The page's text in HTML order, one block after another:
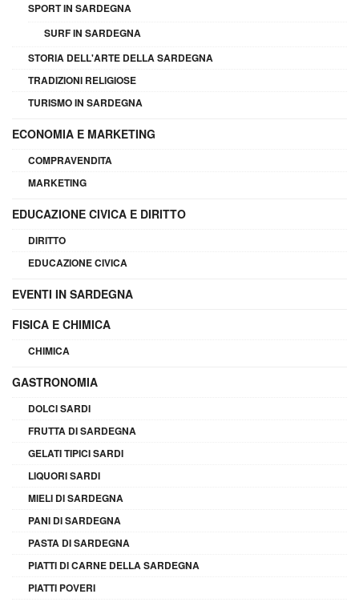
SPORT IN SARDEGNA
SURF IN SARDEGNA
STORIA DELL'ARTE DELLA SARDEGNA
TRADIZIONI RELIGIOSE
TURISMO IN SARDEGNA
ECONOMIA E MARKETING
COMPRAVENDITA
MARKETING
EDUCAZIONE CIVICA E DIRITTO
DIRITTO
EDUCAZIONE CIVICA
EVENTI IN SARDEGNA
FISICA E CHIMICA
CHIMICA
GASTRONOMIA
DOLCI SARDI
FRUTTA DI SARDEGNA
GELATI TIPICI SARDI
LIQUORI SARDI
MIELI DI SARDEGNA
PANI DI SARDEGNA
PASTA DI SARDEGNA
PIATTI DI CARNE DELLA SARDEGNA
PIATTI POVERI